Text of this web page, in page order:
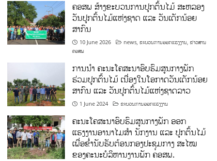
ຄອສພ ສ້າງຂະບວນການປູກຕົ້ນໄມ້ ສະຫລອງ
ວັນປູກຕົ້ນໄມ້ແຫ່ງຊາດ ແລະ ວັນເດັກນ້ອຍ
ສາກົນ
10 June 2026 news,ຂະບວນການອອກແຮງງານ,ຂ່າວສານ
ຄອສພ
ການນໍາ ຄະນະໂຄສະນາອົບຮົມສູນກາງພັກ
ຮ່ວມປູກຕົ້ນໄມ້ ເນື່ອງໃນໂອກາດວັນເດັກນ້ອຍ
ສາກົນ ແລະ ວັນປູກຕົ້ນໄມ້ແຫ່ງຊາດລາວ
1 June 2024 ຂະບວນການອອກແຮງງານ
ຄະນະໂຄສະນາອົບຮົມສູນກາງພັກ ອອກ
ແຮງງານອານາໄມສໍາ ນັກງານ ແລະ ປູກຕົ້ນໄມ້
ເພື່ອຂໍ່ານັບຮັບຕ້ອນກອງປະຊຸມກາງ ສະໄໝ
ຂອງຄະນະບໍລິຫານງານພັກ ຄອສພ.